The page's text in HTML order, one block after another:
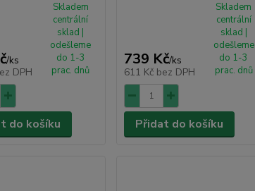
/ks
DPH
Skladem
centrální
sklad |
odešleme
do 1-3
prac. dnů
do košíku
739 Kč/ks
611 Kč bez DPH
Skladem
centrální
sklad |
odešleme
do 1-3
prac. dnů
Přidat do košíku